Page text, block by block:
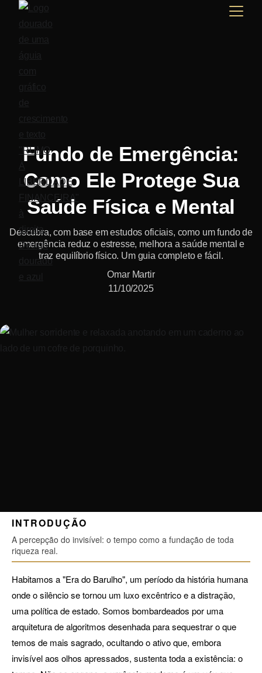
Fundo de Emergência:
Como Ele Protege Sua
Saúde Física e Mental
Descubra, com base em estudos oficiais, como um fundo de
emergência reduz o estresse, melhora a saúde mental e
traz equilíbrio físico. Um guia completo e fácil.
Omar Martir
11/10/2025